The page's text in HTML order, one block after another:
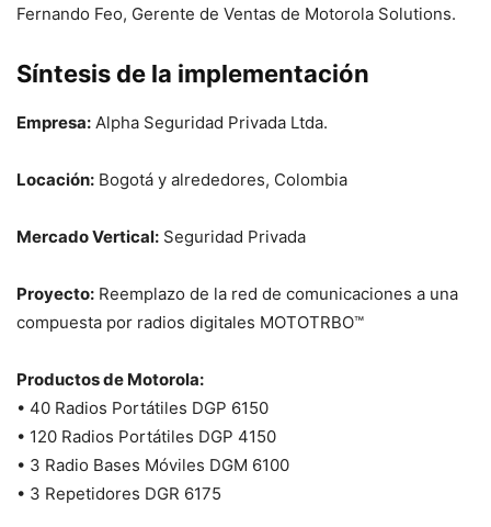
Fernando Feo, Gerente de Ventas de Motorola Solutions.
Síntesis de la implementación
Empresa: Alpha Seguridad Privada Ltda.
Locación: Bogotá y alrededores, Colombia
Mercado Vertical: Seguridad Privada
Proyecto: Reemplazo de la red de comunicaciones a una
compuesta por radios digitales MOTOTRBO™
Productos de Motorola:
• 40 Radios Portátiles DGP 6150
• 120 Radios Portátiles DGP 4150
• 3 Radio Bases Móviles DGM 6100
• 3 Repetidores DGR 6175